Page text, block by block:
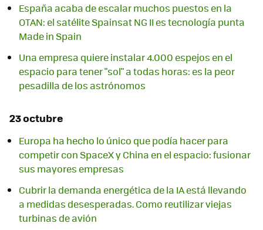
España acaba de escalar muchos puestos en la
OTAN: el satélite Spainsat NG II es tecnología punta
Made in Spain
Una empresa quiere instalar 4.000 espejos en el
espacio para tener "sol" a todas horas: es la peor
pesadilla de los astrónomos
23 octubre
Europa ha hecho lo único que podía hacer para
competir con SpaceX y China en el espacio: fusionar
sus mayores empresas
Cubrir la demanda energética de la IA está llevando
a medidas desesperadas. Como reutilizar viejas
turbinas de avión